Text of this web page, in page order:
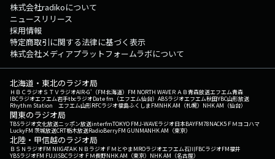
株式会社radikoについて
ニュースリリース
採用情報
特定商取引に関する法律に基づく表示
株式会社メディアプラットフォームラボについて
北海道・東北のラジオ局
ＨＢＣラジオＳＴＶラジオAIR-G'（FM北海道） FM NORTH WAVEＲＡＢ青森放送エフエム青森
IBCラジオエフエム岩手tbcラジオDate fm（エフエム仙台） ABSラジオエフエム秋田YBC山形放送
Rhythm Station エフエム山形RFCラジオ福島ふくしまFMNHK AM（札幌） NHK AM（仙台）
関東のラジオ局
TBSラジオ文化放送ニッポン放送interfmTOKYO FMJ-WAVEラジオ日本BAYFM78NACK5 ＦＭヨコハマ
LuckyFM 茨城放送CRT栃木放送RadioBerryFM GUNMANHK AM（東京）
北陸・甲信越のラジオ局
ＢＳＮラジオFM NIIGATAＫＮＢラジオ ＦＭとやまMROラジオエフエム石川FBCラジオFM福井
YBSラジオFM FUJISBCラジオ ＦＭ長野NHK AM（東京） NHK AM（名古屋）